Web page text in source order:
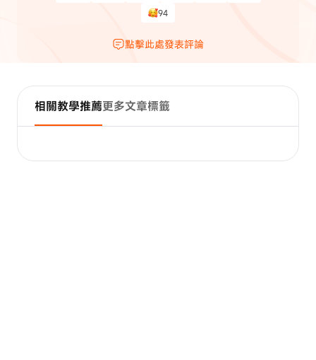
94
點擊此處發表評論
相關教學推薦更多文章標籤